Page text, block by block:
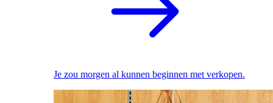
Je zou morgen al kunnen beginnen met verkopen.